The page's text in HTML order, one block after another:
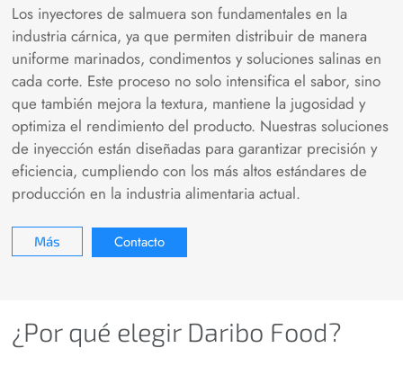
Los inyectores de salmuera son fundamentales en la
industria cárnica, ya que permiten distribuir de manera
uniforme marinados, condimentos y soluciones salinas en
cada corte. Este proceso no solo intensifica el sabor, sino
que también mejora la textura, mantiene la jugosidad y
optimiza el rendimiento del producto. Nuestras soluciones
de inyección están diseñadas para garantizar precisión y
eficiencia, cumpliendo con los más altos estándares de
producción en la industria alimentaria actual.
Más Contacto
¿Por qué elegir Daribo Food?